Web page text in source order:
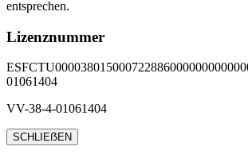
entsprechen.
Lizenznummer
01061404
VV-38-4-01061404
SCHLIEẞEN